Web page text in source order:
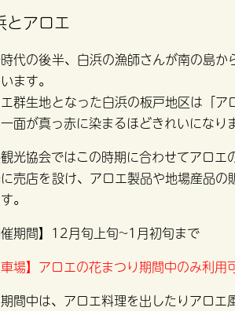
とアロエ
代の後半、白浜の漁師さんが南の島
ます。
群生地となった白浜の板戸地区は「
面が真っ赤に染まるほどきれいになり
光協会ではこの時期に合わせてアロエ
売店を設け、アロエ製品や地場産品
。
催期間】12月旬上旬~1月初旬まで
場】 アロエの花まつり期間中のみ利用
間中は、アロエ料理を出したりアロエ